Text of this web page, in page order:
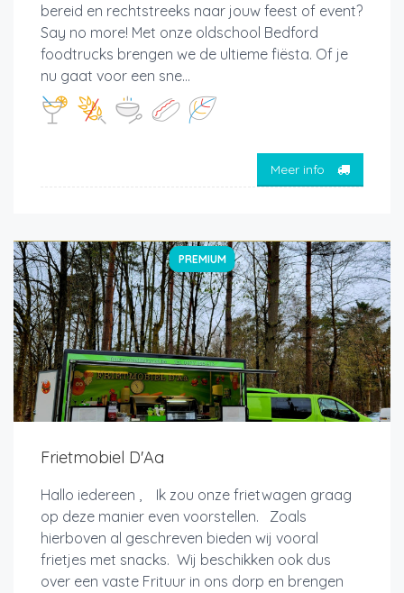
bereid en rechtstreeks naar jouw feest of event?
Say no more! Met onze oldschool Bedford
foodtrucks brengen we de ultieme fiësta. Of je
nu gaat voor een sne...
Meer info
PREMIUM
Frietmobiel D'Aa
Hallo iedereen , Ik zou onze frietwagen graag
op deze manier even voorstellen. Zoals
hierboven al geschreven bieden wij vooral
frietjes met snacks. Wij beschikken ook dus
over een vaste Frituur in ons dorp en brengen